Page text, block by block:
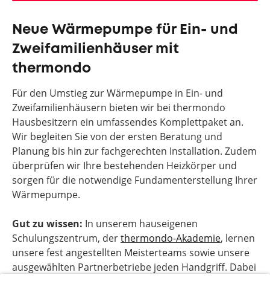
Neue Wärmepumpe für Ein- und
Zweifamilienhäuser mit
thermondo
Für den Umstieg zur Wärmepumpe in Ein- und
Zweifamilienhäusern bieten wir bei thermondo
Hausbesitzern ein umfassendes Komplettpaket an.
Wir begleiten Sie von der ersten Beratung und
Planung bis hin zur fachgerechten Installation. Zudem
überprüfen wir Ihre bestehenden Heizkörper und
sorgen für die notwendige Fundamenterstellung Ihrer
Wärmepumpe.
Gut zu wissen: In unserem hauseigenen
Schulungszentrum, derthermondo-Akademie, lernen
unsere fest angestellten Meisterteams sowie unsere
ausgewählten Partnerbetriebe jeden Handgriff. Dabei